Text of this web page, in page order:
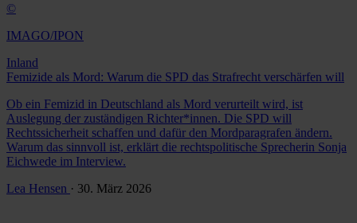
©
IMAGO/IPON
Inland
Femizide als Mord: Warum die SPD das Strafrecht verschärfen will
Ob ein Femizid in Deutschland als Mord verurteilt wird, ist
Auslegung der zuständigen Richter*innen. Die SPD will
Rechtssicherheit schaffen und dafür den Mordparagrafen ändern.
Warum das sinnvoll ist, erklärt die rechtspolitische Sprecherin Sonja
Eichwede im Interview.
Lea Hensen · 30. März 2026